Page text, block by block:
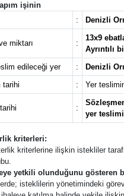
işinin
: Denizli
miktarı :
13x9
Ayrıntılı
edileceği yer :
Denizli
tarihi : Yer
:
yer teslimi
kriterleri:
kriterlerine ilişkin istekliler
yetkili olunduğunu gösteren
isteklilerin yönetimindeki